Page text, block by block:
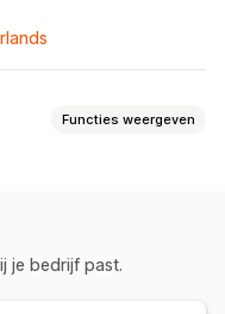
Functies weergeven
je bedrijf past.